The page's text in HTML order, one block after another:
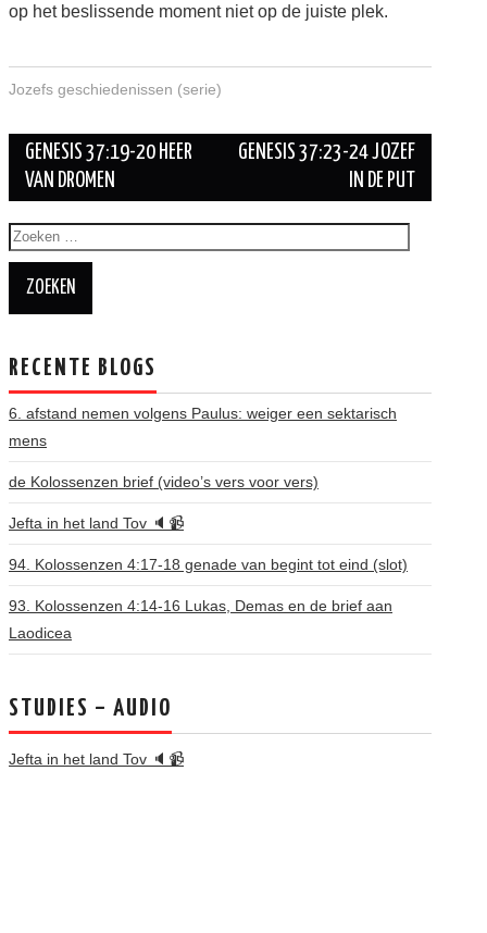
op het beslissende moment niet op de juiste plek.
Jozefs geschiedenissen (serie)
Berichtnavigatie
GENESIS 37:19-20 HEER
VAN DROMEN
GENESIS 37:23-24 JOZEF
IN DE PUT
RECENTE BLOGS
6. afstand nemen volgens Paulus: weiger een sektarisch
mens
de Kolossenzen brief (video’s vers voor vers)
Jefta in het land Tov 🔈📹
94. Kolossenzen 4:17-18 genade van begint tot eind (slot)
93. Kolossenzen 4:14-16 Lukas, Demas en de brief aan
Laodicea
STUDIES – AUDIO
Jefta in het land Tov 🔈📹